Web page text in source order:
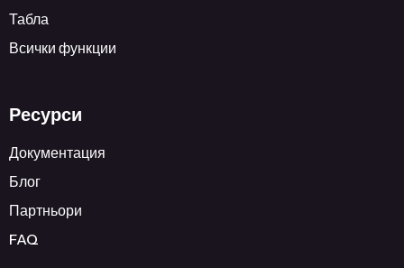
Табла
Всички функции
Ресурси
Документация
Блог
Партньори
FAQ